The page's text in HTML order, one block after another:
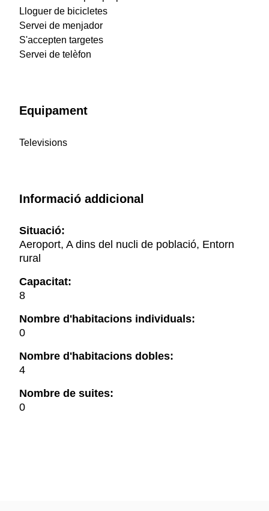
Lloguer de bicicletes
Servei de menjador
S'accepten targetes
Servei de telèfon
Equipament
Televisions
Informació addicional
Situació:
Aeroport, A dins del nucli de població, Entorn
rural
Capacitat:
8
Nombre d'habitacions individuals:
0
Nombre d'habitacions dobles:
4
Nombre de suites:
0